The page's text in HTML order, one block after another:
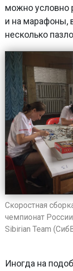
можно условно
и на марафоны,
несколько
Скоростная
чемпионат
Sibirian Team
Иногда на